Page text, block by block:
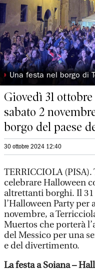
◗ Una festa nel borgo di
Giovedì 31
sabato 2
borgo del paese
30 ottobre 2024 12:40
TERRICCIOLA
celebrare Halloween
altrettanti borghi. Il
l’Halloween Party
novembre, a
Muertos che porterà
del Messico per una
e del divertimento.
La festa a Soiana –